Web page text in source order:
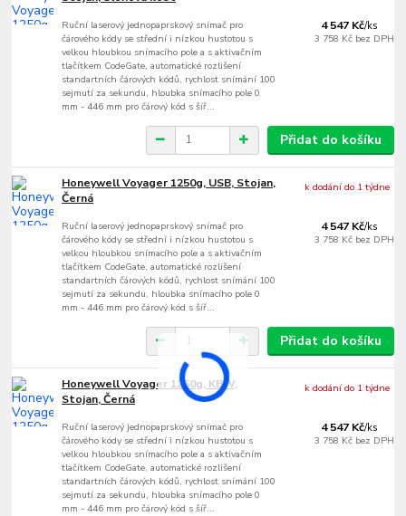
Ruční laserový jednopaprskový snímač pro
čárového kódy se střední i nízkou hustotou s
velkou hloubkou snímacího pole a s aktivačním
tlačítkem CodeGate, automatické rozlišení
standartních čárových kódů, rychlost snímání 100
sejmutí za sekundu, hloubka snímacího pole 0
mm - 446 mm pro čárový kód s šíř...
4 547 Kč/ks
3 758 Kč bez DPH
Přidat do košíku
Honeywell Voyager 1250g, USB, Stojan,
Černá
Ruční laserový jednopaprskový snímač pro
čárového kódy se střední i nízkou hustotou s
velkou hloubkou snímacího pole a s aktivačním
tlačítkem CodeGate, automatické rozlišení
standartních čárových kódů, rychlost snímání 100
sejmutí za sekundu, hloubka snímacího pole 0
mm - 446 mm pro čárový kód s šíř...
4 547 Kč/ks
3 758 Kč bez DPH
k dodání do 1 týdne
Přidat do košíku
Honeywell Voyager 1250g, KBW,
Stojan, Černá
Ruční laserový jednopaprskový snímač pro
čárového kódy se střední i nízkou hustotou s
velkou hloubkou snímacího pole a s aktivačním
tlačítkem CodeGate, automatické rozlišení
standartních čárových kódů, rychlost snímání 100
sejmutí za sekundu, hloubka snímacího pole 0
mm - 446 mm pro čárový kód s šíř...
4 547 Kč/ks
3 758 Kč bez DPH
k dodání do 1 týdne